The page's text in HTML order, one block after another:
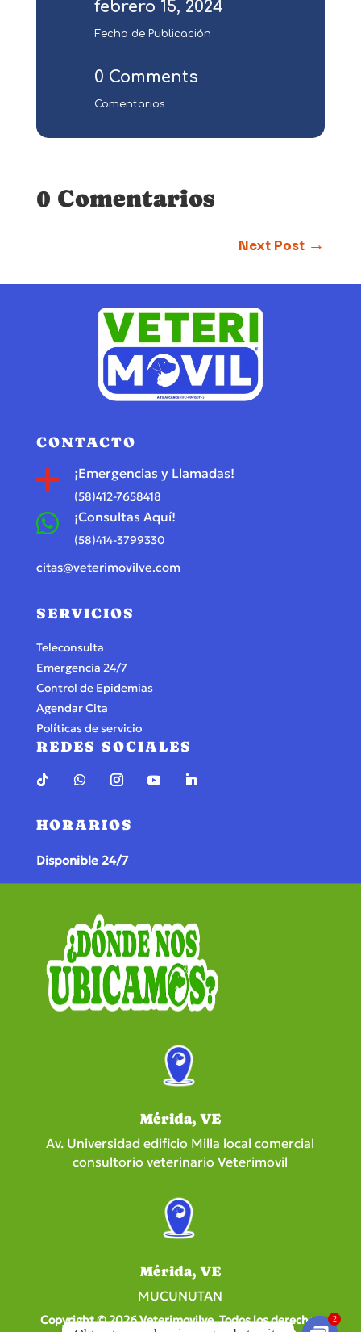
febrero 15, 2024
Fecha de Publicación
0 Comments
Comentarios
0 Comentarios
Next Post →
CONTACTO
 ¡Emergencias y Llamadas!
(58)412-7658418
 ¡Consultas Aquí!
(58)414-3799330
citas@veterimovilve.com
SERVICIOS
Teleconsulta
Emergencia 24/7
Control de Epidemias
Agendar Cita
Políticas de servicio
REDES SOCIALES
HORARIOS
Disponible 24/7
Mérida, VE
Av. Universidad edificio Milla local comercial
consultorio veterinario Veterimovil
Mérida, VE
MUCUNUTAN
Copyright © 2026 Veterimovilve. Todos los derechos 2